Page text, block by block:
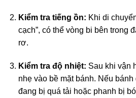
Kiểm tra tiếng ồn: Khi di
cạch”, có thể vòng bi bên trong
rơ.
Kiểm tra độ nhiệt: Sau khi vận
nhẹ vào bề mặt bánh. Nếu
đang bị quá tải hoặc phanh bị